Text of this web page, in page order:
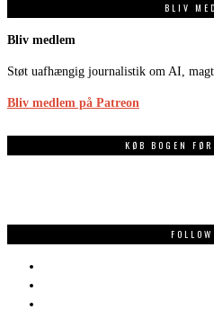
BLIV
Bliv medlem
Støt uafhængig journalistik om AI,
Bliv medlem på Patreon
KØB BOGEN